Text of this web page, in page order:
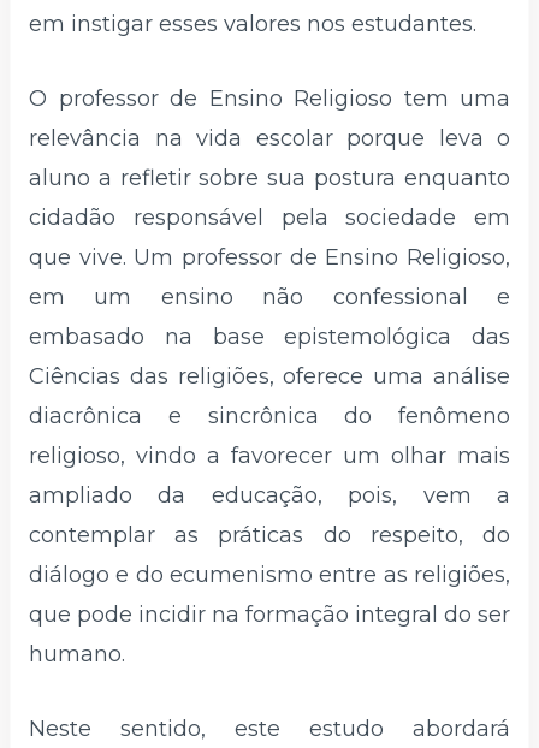
em instigar esses valores nos estudantes.
O professor de Ensino Religioso tem uma
relevância na vida escolar porque leva o
aluno a refletir sobre sua postura enquanto
cidadão responsável pela sociedade em
que vive. Um professor de Ensino Religioso,
em um ensino não confessional e
embasado na base epistemológica das
Ciências das religiões, oferece uma análise
diacrônica e sincrônica do fenômeno
religioso, vindo a favorecer um olhar mais
ampliado da educação, pois, vem a
contemplar as práticas do respeito, do
diálogo e do ecumenismo entre as religiões,
que pode incidir na formação integral do ser
humano.
Neste sentido, este estudo abordará